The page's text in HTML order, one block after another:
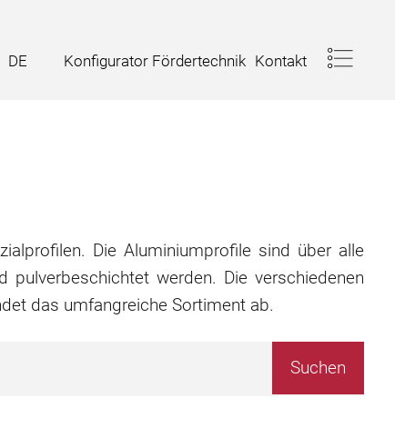
DE Konfigurator Fördertechnik Kontakt
Die Aluminiumprofile sind über alle
werden. Die verschiedenen
das umfangreiche Sortiment ab.